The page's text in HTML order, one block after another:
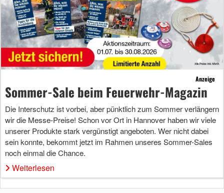
Anzeige
Sommer-Sale beim Feuerwehr-Magazin
Die Interschutz ist vorbei, aber pünktlich zum Sommer verlängern
wir die Messe-Preise! Schon vor Ort in Hannover haben wir viele
unserer Produkte stark vergünstigt angeboten. Wer nicht dabei
sein konnte, bekommt jetzt im Rahmen unseres Sommer-Sales
noch einmal die Chance.
Weiterlesen